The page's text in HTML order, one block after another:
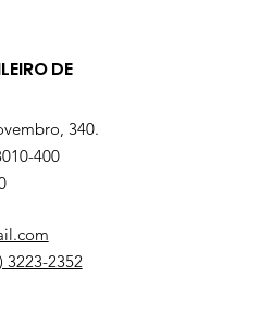
DE
340.
400
3223-2352